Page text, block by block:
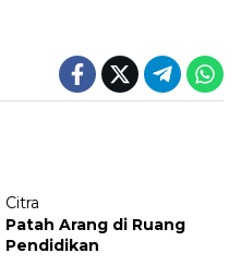
Citra
Patah Arang di Ruang
Pendidikan